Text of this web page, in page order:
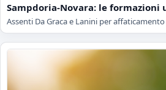
Sampdoria-Novara: le formazioni
Assenti Da Graca e Lanini per affaticamento